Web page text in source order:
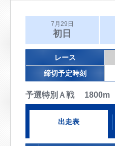
7月29日
初日
レース
締切予定時刻
予選特別Ａ戦 1800m
出走表